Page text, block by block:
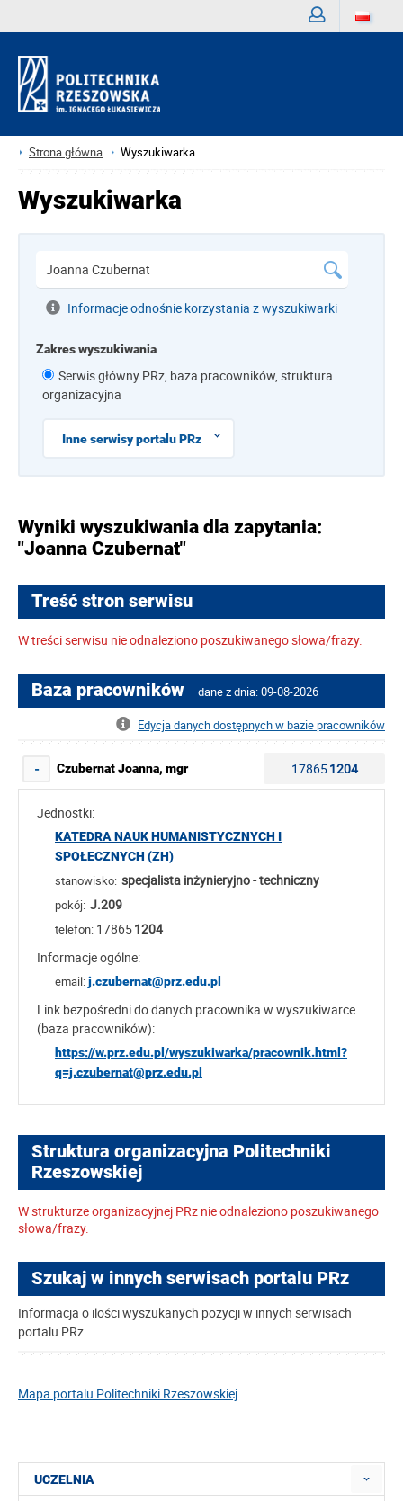
Strona główna Wyszukiwarka
Wyszukiwarka
Informacje odnośnie korzystania z wyszukiwarki
Zakres wyszukiwania
Serwis główny PRz, baza pracowników, struktura
organizacyjna
Inne serwisy portalu PRz
Wyniki wyszukiwania dla zapytania:
"Joanna Czubernat"
Treść stron serwisu
W treści serwisu nie odnaleziono poszukiwanego słowa/frazy.
Baza pracowników dane z dnia: 09-08-2026
Edycja danych dostępnych w bazie pracowników
- Czubernat Joanna, mgr 178651204
Jednostki:
KATEDRA NAUK HUMANISTYCZNYCH I
SPOŁECZNYCH (ZH)
stanowisko: specjalista inżynieryjno - techniczny
pokój: J.209
telefon: 178651204
Informacje ogólne:
email:j.czubernat@prz.edu.pl
Link bezpośredni do danych pracownika w wyszukiwarce
(baza pracowników):
https://w.prz.edu.pl/wyszukiwarka/pracownik.html?
q=j.czubernat@prz.edu.pl
Struktura organizacyjna Politechniki
Rzeszowskiej
W strukturze organizacyjnej PRz nie odnaleziono poszukiwanego
słowa/frazy.
Szukaj w innych serwisach portalu PRz
Informacja o ilości wyszukanych pozycji w innych serwisach
portalu PRz
Mapa portalu Politechniki Rzeszowskiej
UCZELNIA